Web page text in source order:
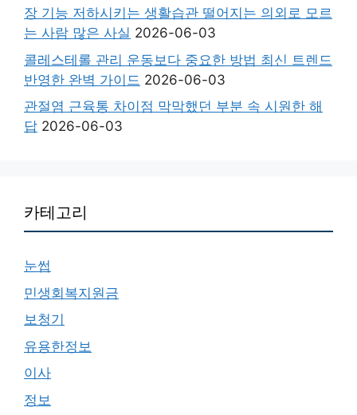
장 기능 저하시키는 생활습관 떨어지는 의외로 모르
는 사람 많은 사실 2026-06-03
콜레스테롤 관리 운동보다 중요한 방법 최신 트렌드
반영한 완벽 가이드 2026-06-03
관절염 근육통 차이점 막막했던 부분 속 시원한 해
답 2026-06-03
카테고리
눈썹
민생회복지원금
보청기
유용한정보
이사
정보